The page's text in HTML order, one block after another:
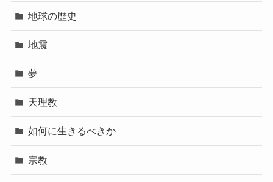
地球の歴史
地震
夢
天理教
如何に生きるべきか
宗教